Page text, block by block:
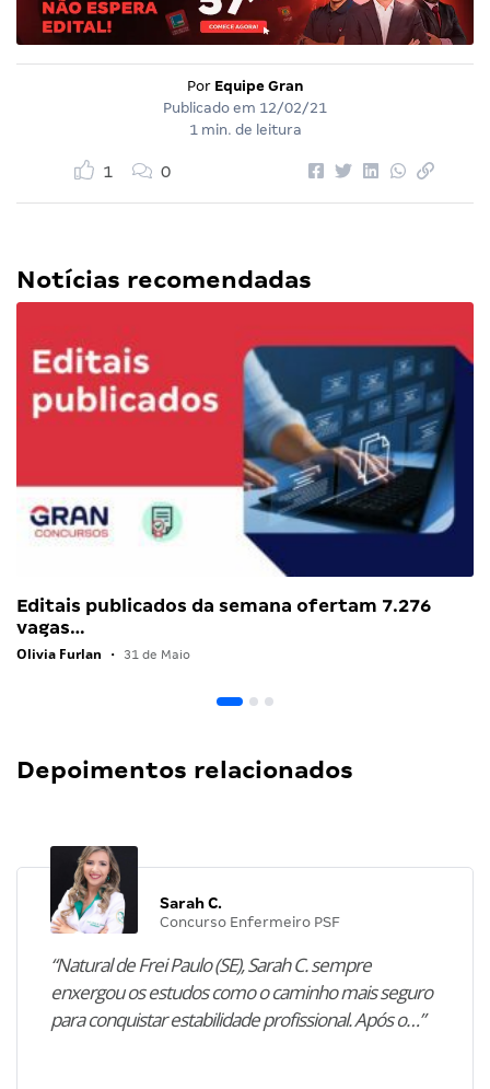
Por Equipe Gran
Publicado em 12/02/21
1 min. de leitura
1 0
Notícias recomendadas
Editais publicados da semana ofertam 7.276
vagas…
Olivia Furlan • 31 de Maio
Depoimentos relacionados
Sarah C.
Concurso Enfermeiro PSF
“Natural de Frei Paulo (SE), Sarah C. sempre
enxergou os estudos como o caminho mais seguro
para conquistar estabilidade profissional. Após o…”